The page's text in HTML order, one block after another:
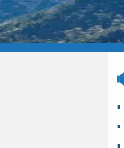
▪
▪